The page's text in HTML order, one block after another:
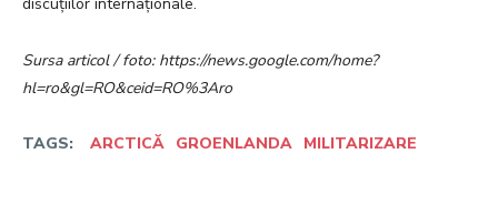
discuțiilor internaționale.
Sursa articol / foto: https://news.google.com/home?
hl=ro&gl=RO&ceid=RO%3Aro
TAGS: ARCTICĂ GROENLANDA MILITARIZARE